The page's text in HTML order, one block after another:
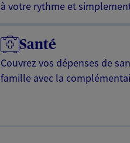
à votre rythme et
Santé
Couvrez vos dépenses de
famille avec la